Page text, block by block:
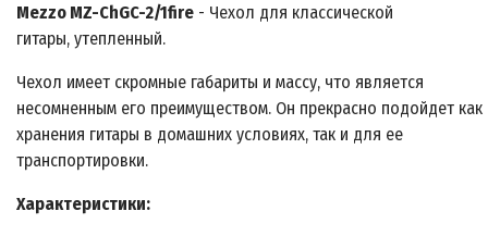
Mezzo MZ-ChGC-2/1fire - Чехол для классической
гитары, утепленный.
Чехол имеет скромные габариты и массу, что является
несомненным его преимуществом. Он прекрасно подойдет как
хранения гитары в домашних условиях, так и для ее
транспортировки.
Характеристики: